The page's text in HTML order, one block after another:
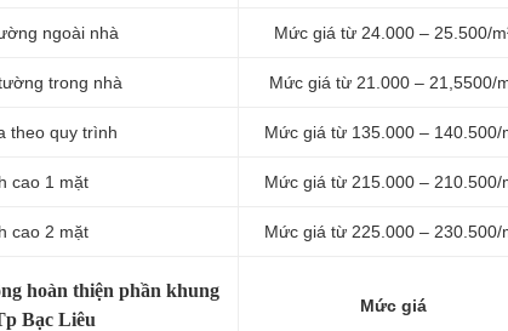
ngoài nhà Mức giá từ 24.000 – 25.500/
trong nhà Mức giá từ 21.000 – 21,5500/
theo quy trình Mức giá từ 135.000 – 140.500/
cao 1 mặt Mức giá từ 215.000 – 210.500/
cao 2 mặt Mức giá từ 225.000 – 230.500/
hoàn thiện phần khung
Bạc Liêu
Mức giá